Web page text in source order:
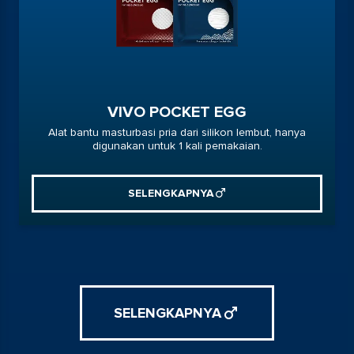
VIVO POCKET EGG
Alat bantu masturbasi pria dari silikon lembut, hanya
digunakan untuk 1 kali pemakaian.
SELENGKAPNYA
SELENGKAPNYA